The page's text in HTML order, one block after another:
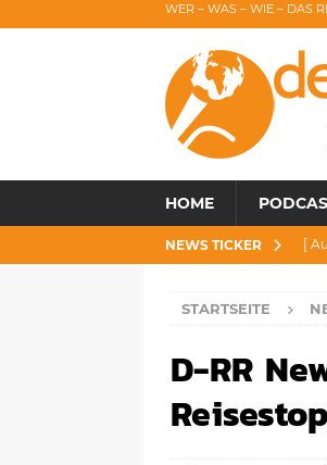
WER – WAS – WIE – DAS
HOME
NEWS TICKER [
[
[
STARTSEITE
D-RR